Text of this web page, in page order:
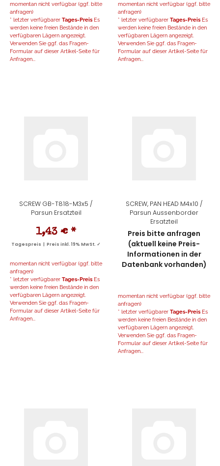
momentan nicht verfügbar (ggf. bitte
anfragen)
* letzter verfügbarer Tages-Preis Es
werden keine freien Bestände in den
verfügbaren Lägern angezeigt.
Verwenden Sie ggf. das Fragen-
Formular auf dieser Artikel-Seite für
Anfragen...
momentan nicht verfügbar (ggf. bitte
anfragen)
* letzter verfügbarer Tages-Preis Es
werden keine freien Bestände in den
verfügbaren Lägern angezeigt.
Verwenden Sie ggf. das Fragen-
Formular auf dieser Artikel-Seite für
Anfragen...
SCREW GB-T818-M3x5 /
Parsun Ersatzteil
1,43 € *
Tagespreis | Preis inkl. 19% MwSt. ✓
momentan nicht verfügbar (ggf. bitte
anfragen)
* letzter verfügbarer Tages-Preis Es
werden keine freien Bestände in den
verfügbaren Lägern angezeigt.
Verwenden Sie ggf. das Fragen-
Formular auf dieser Artikel-Seite für
Anfragen...
SCREW, PAN HEAD M4x10 /
Parsun Aussenborder
Ersatzteil
Preis bitte anfragen
(aktuell keine Preis-
Informationen in der
Datenbank vorhanden)
momentan nicht verfügbar (ggf. bitte
anfragen)
* letzter verfügbarer Tages-Preis Es
werden keine freien Bestände in den
verfügbaren Lägern angezeigt.
Verwenden Sie ggf. das Fragen-
Formular auf dieser Artikel-Seite für
Anfragen...